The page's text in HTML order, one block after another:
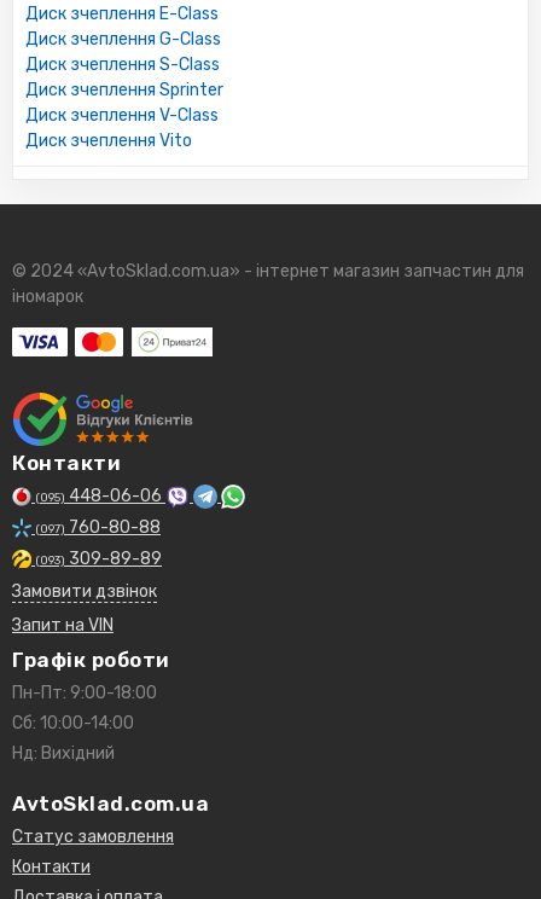
Диск зчеплення E-Class
Диск зчеплення G-Class
Диск зчеплення S-Class
Диск зчеплення Sprinter
Диск зчеплення V-Class
Диск зчеплення Vito
© 2024 «AvtoSklad.com.ua» - інтернет магазин запчастин для
іномарок
Контакти
(095) 448-06-06
(097) 760-80-88
(093) 309-89-89
Замовити дзвінок
Запит на VIN
Графік роботи
Пн-Пт: 9:00-18:00
Сб: 10:00-14:00
Нд: Вихідний
AvtoSklad.com.ua
Статус замовлення
Контакти